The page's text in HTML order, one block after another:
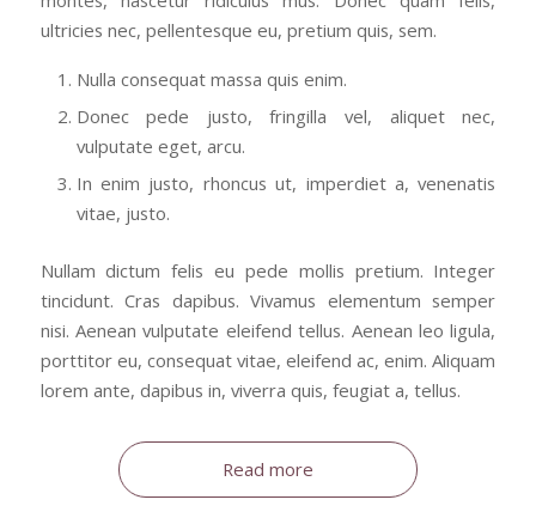
ultricies nec, pellentesque eu, pretium quis, sem.
Nulla consequat massa quis enim.
Donec pede justo, fringilla vel, aliquet nec,
vulputate eget, arcu.
In enim justo, rhoncus ut, imperdiet a, venenatis
vitae, justo.
Nullam dictum felis eu pede mollis pretium. Integer
tincidunt. Cras dapibus. Vivamus elementum semper
nisi. Aenean vulputate eleifend tellus. Aenean leo ligula,
porttitor eu, consequat vitae, eleifend ac, enim. Aliquam
lorem ante, dapibus in, viverra quis, feugiat a, tellus.
Read more